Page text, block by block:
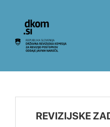
Na vsebino
REVIZIJSKE